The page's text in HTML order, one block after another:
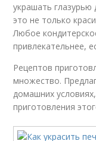
украшать
это не только
Любое
привлекательнее,
Рецептов
множество.
домашних
приготовления